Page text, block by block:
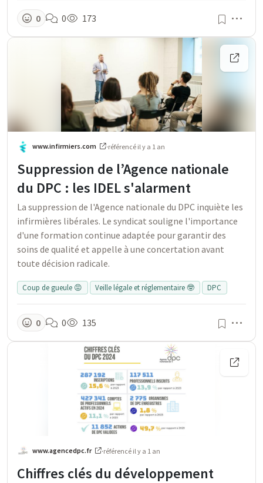
0 0 173
www.infirmiers.com ·référencé il y a 1 an
Suppression de l’Agence nationale
du DPC : les IDEL s'alarment
La suppression de l'Agence nationale du DPC inquiète les
infirmières libérales. Le syndicat souligne l'importance
d'une formation continue adaptée pour garantir des
soins de qualité et appelle à une concertation avant
toute décision radicale.
Coup de gueule 😡 Veille légale et réglementaire 🤓 DPC
0 0 135
www.agencedpc.fr ·référencé il y a 1 an
Chiffres clés du développement